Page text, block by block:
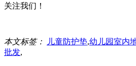
关注我们！
本文标签： 儿童防护垫,幼儿园室内
批发,